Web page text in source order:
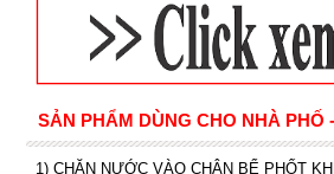
SẢN PHẨM DÙNG CHO NHÀ PHỐ
1) CHẶN NƯỚC VÀO CHÂN BỂ PHỐT